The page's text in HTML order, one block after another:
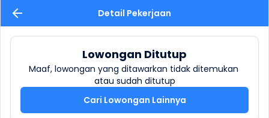
Detail Pekerjaan
Lowongan Ditutup
Maaf, lowongan yang ditawarkan tidak ditemukan
atau sudah ditutup
Cari Lowongan Lainnya